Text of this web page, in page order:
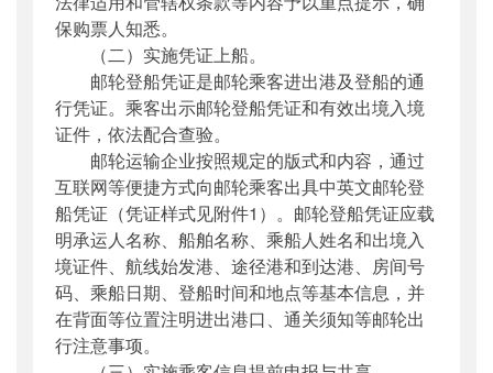
保购票人知悉。
（二）实施凭证上船。
邮轮登船凭证是邮轮乘客进出港及登船的通
行凭证。乘客出示邮轮登船凭证和有效出境入境
证件，依法配合查验。
邮轮运输企业按照规定的版式和内容，通过
互联网等便捷方式向邮轮乘客出具中英文邮轮登
船凭证（凭证样式见附件1）。邮轮登船凭证应载
明承运人名称、船舶名称、乘船人姓名和出境入
境证件、航线始发港、途径港和到达港、房间号
码、乘船日期、登船时间和地点等基本信息，并
在背面等位置注明进出港口、通关须知等邮轮出
行注意事项。